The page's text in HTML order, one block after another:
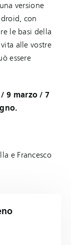
versione
con
le basi della
alle vostre
essere
9 marzo / 7
e Francesco